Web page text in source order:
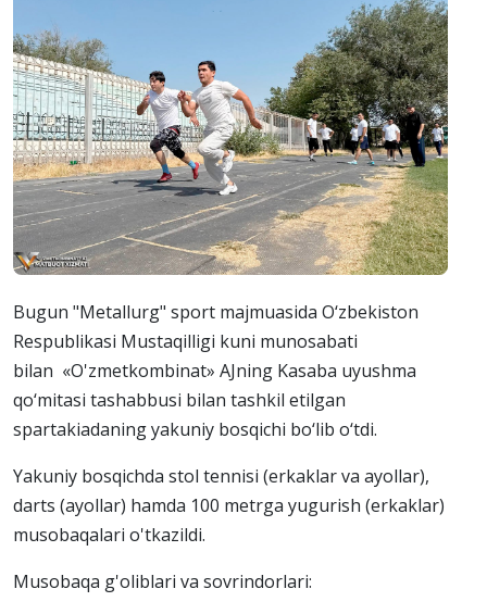
Bugun "Metallurg" sport majmuasida O‘zbekiston
Respublikasi Mustaqilligi kuni munosabati
bilan «O'zmetkombinat» AJning Kasaba uyushma
qo‘mitasi tashabbusi bilan tashkil etilgan
spartakiadaning yakuniy bosqichi bo‘lib o‘tdi.
Yakuniy bosqichda stol tennisi (erkaklar va ayollar),
darts (ayollar) hamda 100 metrga yugurish (erkaklar)
musobaqalari o'tkazildi.
Musobaqa g'oliblari va sovrindorlari: